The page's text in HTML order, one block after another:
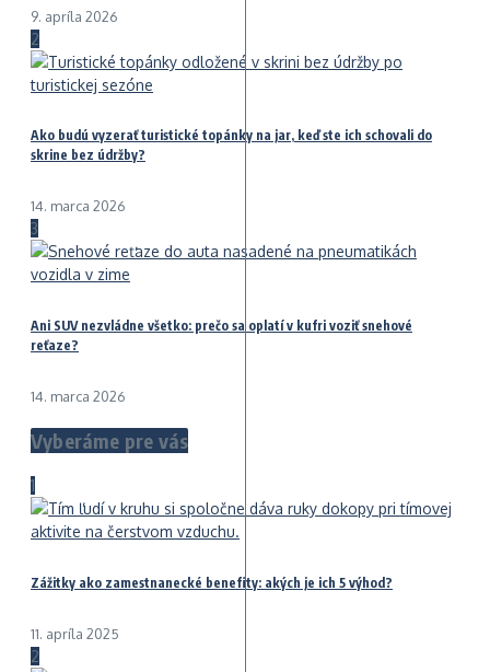
9. apríla 2026
2
Ako budú vyzerať turistické topánky na jar, keď ste ich schovali do
skrine bez údržby?
14. marca 2026
3
Ani SUV nezvládne všetko: prečo sa oplatí v kufri voziť snehové
reťaze?
14. marca 2026
Vyberáme pre vás
1
Zážitky ako zamestnanecké benefity: akých je ich 5 výhod?
11. apríla 2025
2